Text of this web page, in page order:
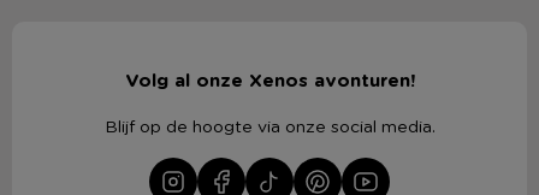
Volg al onze Xenos avonturen!
Blijf op de hoogte via onze social media.